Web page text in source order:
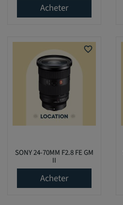
Acheter
favorite_border
SONY 24-70MM F2.8 FE GM
II
Acheter